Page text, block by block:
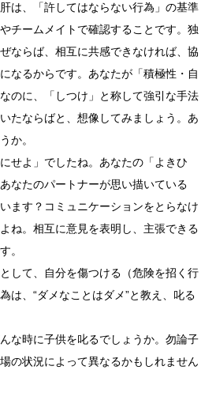
は、「許してはならない行為」の基準
チームメイトで確認することです。独
ならば、相互に共感できなければ、協
なるからです。あなたが「積極性・自
のに、「しつけ」と称して強引な手法
たならばと、想像してみましょう。あ
か。
せよ」でしたね。あなたの「よきひ
なたのパートナーが思い描いている
ます？コミュニケーションをとらなけ
ね。相互に意見を表明し、主張できる
。
して、自分を傷つける（危険を招く行
は、“ダメなことはダメ”と教え、叱る
な時に子供を叱るでしょうか。勿論子
の状況によって異なるかもしれません